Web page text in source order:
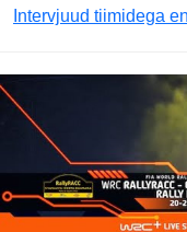
Intervjuud tiimidega